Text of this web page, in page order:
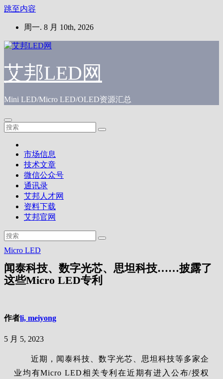
跳至内容
周一. 8 月 10th, 2026
艾邦LED网
Mini LED/Micro LED/OLED资源汇总
市场信息
技术文章
微信公众号
通讯录
艾邦人才网
资料下载
艾邦官网
Micro LED
闻泰科技、数字光芯、思坦科技……披露了
这些Micro LED专利
作者li, meiyong
5 月 5, 2023
近期，闻泰科技、数字光芯、思坦科技等多家企
业均有Micro LED相关专利在近期有进入公布/授权